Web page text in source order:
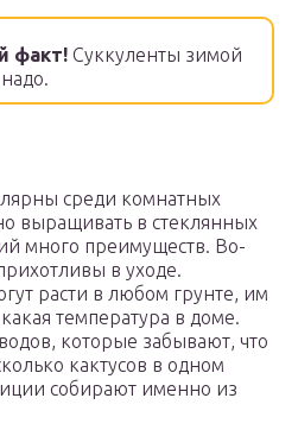
факт! Суккуленты зимой
среди комнатных
выращивать в стеклянных
много преимуществ. Во-
в уходе.
расти в любом грунте, им
температура в доме.
которые забывают, что
кактусов в одном
собирают именно из